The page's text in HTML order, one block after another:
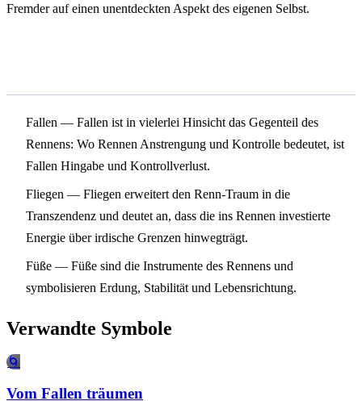
Fremder auf einen unentdeckten Aspekt des eigenen Selbst.
Fallen — Fallen ist in vielerlei Hinsicht das Gegenteil des
Rennens: Wo Rennen Anstrengung und Kontrolle bedeutet, ist
Fallen Hingabe und Kontrollverlust.
Fliegen — Fliegen erweitert den Renn-Traum in die
Transzendenz und deutet an, dass die ins Rennen investierte
Energie über irdische Grenzen hinwegträgt.
Füße — Füße sind die Instrumente des Rennens und
symbolisieren Erdung, Stabilität und Lebensrichtung.
Verwandte Symbole
🌀
Vom Fallen träumen